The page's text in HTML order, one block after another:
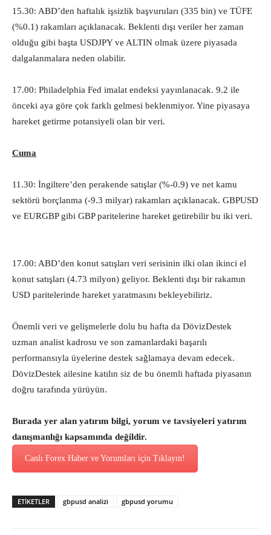
15.30: ABD’den haftalık işsizlik başvuruları (335 bin) ve TÜFE
(%0.1) rakamları açıklanacak. Beklenti dışı veriler her zaman
olduğu gibi başta USDJPY ve ALTIN olmak üzere piyasada
dalgalanmalara neden olabilir.
17.00: Philadelphia Fed imalat endeksi yayınlanacak. 9.2 ile
önceki aya göre çok farklı gelmesi beklenmiyor. Yine piyasaya
hareket getirme potansiyeli olan bir veri.
Cuma
11.30: İngiltere’den perakende satışlar (%-0.9) ve net kamu
sektörü borçlanma (-9.3 milyar) rakamları açıklanacak. GBPUSD
ve EURGBP gibi GBP paritelerine hareket getirebilir bu iki veri.
17.00: ABD’den konut satışları veri serisinin ilki olan ikinci el
konut satışları (4.73 milyon) geliyor. Beklenti dışı bir rakamın
USD paritelerinde hareket yaratmasını bekleyebiliriz.
Önemli veri ve gelişmelerle dolu bu hafta da DövizDestek
uzman analist kadrosu ve son zamanlardaki başarılı
performansıyla üyelerine destek sağlamaya devam edecek.
DövizDestek ailesine katılın siz de bu önemli haftada piyasanın
doğru tarafında yürüyün.
Burada yer alan yatırım bilgi, yorum ve tavsiyeleri yatırım
danışmanlığı kapsamında değildir.
Canlı Forex Haber ve Yorumları için Tıklayın!
ETİKETLER gbpusd analizi gbpusd yorumu